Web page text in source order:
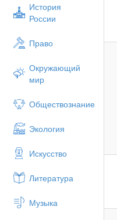
История
России
Право
Окружающий
мир
Обществознание
Экология
Искусство
Литература
Музыка